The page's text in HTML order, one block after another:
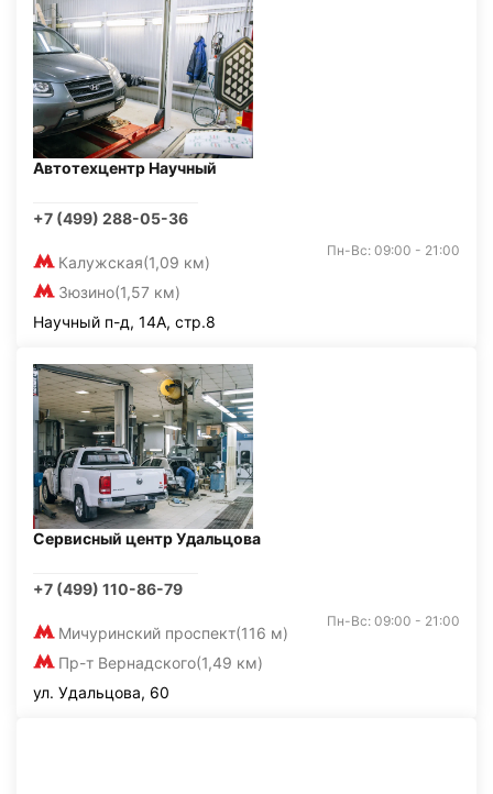
Автотехцентр Научный
+7 (499) 288-05-36
Калужская(1,09 км)
Зюзино(1,57 км)
Пн-Вс: 09:00 - 21:00
Научный п-д, 14А, стр.8
Сервисный центр Удальцова
+7 (499) 110-86-79
Мичуринский проспект(116 м)
Пр-т Вернадского(1,49 км)
Пн-Вс: 09:00 - 21:00
ул. Удальцова, 60